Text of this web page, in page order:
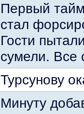
Первый
стал
Гости
сумели. Все
Турсунову
Минуту